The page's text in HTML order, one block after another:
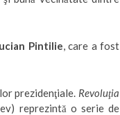
Pintilie, care a fost
prezidenţiale. Revoluţia
reprezintă o serie de